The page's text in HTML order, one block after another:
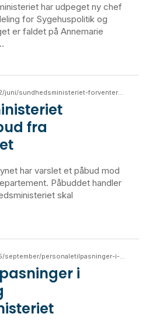
har udpeget ny chef
for Sygehuspolitik og
er faldet på Annemarie
forventer-paabud-fra-arbejdstilsynet
fra
har varslet et påbud mod
Påbuddet handler
skal
personaletilpasninger-i-indenrigs-og-sundhedsministeriet
i